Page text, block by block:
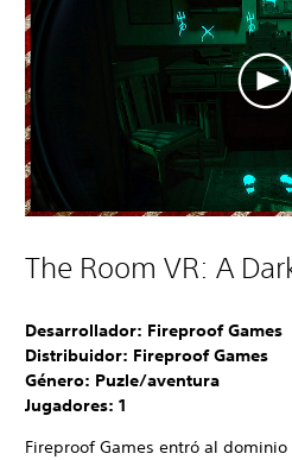
The Room VR: A
Desarrollador: Fireproof Games
Distribuidor: Fireproof Games
Género: Puzle/aventura
Jugadores: 1
Fireproof Games entró al